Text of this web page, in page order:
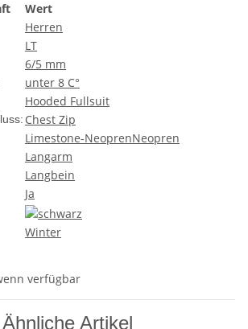
Wert
Herren
LT
6/5 mm
unter 8 C°
Hooded Fullsuit
Chest Zip
Limestone-NeoprenNeopren
Langarm
Langbein
Ja
Winter
verfügbar
Ähnliche Artikel